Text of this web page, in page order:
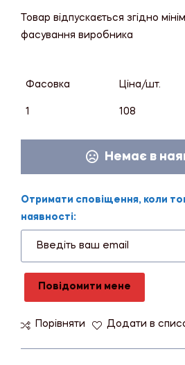
Товар відпускається згідно
фасування виробника
Фасовка Ціна/шт.
1 108
Немає в
Отримати сповіщення, коли
наявності:
Повідомити мене
Порівняти Додати в